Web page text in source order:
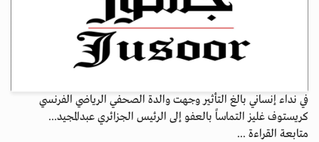
في نداء إنساني بالغ التأثير وجهت والدة الصحفي الرياضي الفرنسي
كريستوف غليز التماساً بالعفو إلى الرئيس الجزائري عبدالمجيد...
متابعة القراءة ...